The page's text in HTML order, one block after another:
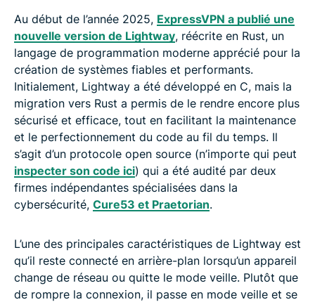
Au début de l’année 2025, ExpressVPN a publié une
nouvelle version de Lightway, réécrite en Rust, un
langage de programmation moderne apprécié pour la
création de systèmes fiables et performants.
Initialement, Lightway a été développé en C, mais la
migration vers Rust a permis de le rendre encore plus
sécurisé et efficace, tout en facilitant la maintenance
et le perfectionnement du code au fil du temps. Il
s’agit d’un protocole open source (n’importe qui peut
inspecter son code ici) qui a été audité par deux
firmes indépendantes spécialisées dans la
cybersécurité, Cure53 et Praetorian.
L’une des principales caractéristiques de Lightway est
qu’il reste connecté en arrière-plan lorsqu’un appareil
change de réseau ou quitte le mode veille. Plutôt que
de rompre la connexion, il passe en mode veille et se